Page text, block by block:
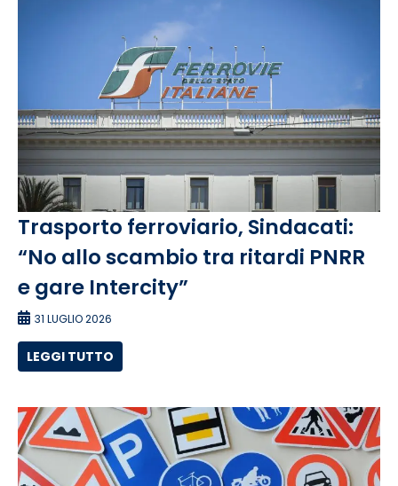
Trasporto ferroviario, Sindacati:
“No allo scambio tra ritardi PNRR
e gare Intercity”
31 LUGLIO 2026
LEGGI TUTTO